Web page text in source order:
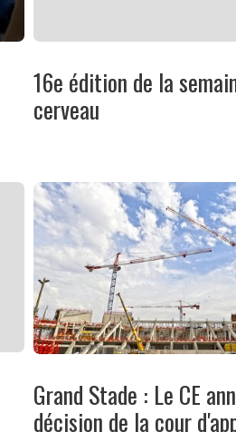
16e édition de la
cerveau
Grand Stade : Le CE
décision de la cour